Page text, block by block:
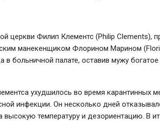
церкви Филип Клементс (Philip Clements),
манекенщиком Флорином Марином
в больничной палате, оставив мужу
ухудшилось во время карантинных
инфекции. Он несколько дней
высокую температуру и дезориентацию. В